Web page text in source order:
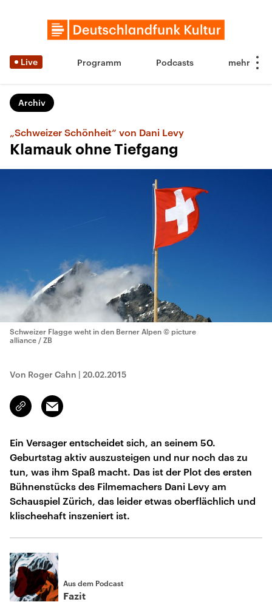
Live Programm Podcasts
Archiv
„Schweizer Schönheit“ von Dani Levy
Klamauk ohne Tiefgang
Schweizer Flagge weht in den Berner Alpen © picture
alliance / ZB
Von Roger Cahn | 20.02.2015
Link
kopieren/teilen
Email
Ein Versager entscheidet sich, an seinem 50.
Geburtstag aktiv auszusteigen und nur noch das zu
tun, was ihm Spaß macht. Das ist der Plot des ersten
Bühnenstücks des Filmemachers Dani Levy am
Schauspiel Zürich, das leider etwas oberflächlich und
klischeehaft inszeniert ist.
Aus dem Podcast
Fazit